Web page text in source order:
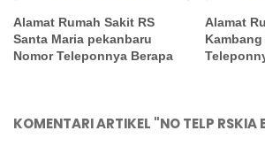
Alamat Rumah Sakit RS
Santa Maria pekanbaru
Nomor Teleponnya Berapa
Alamat
KOMENTARI ARTIKEL "NO TELP RSKIA